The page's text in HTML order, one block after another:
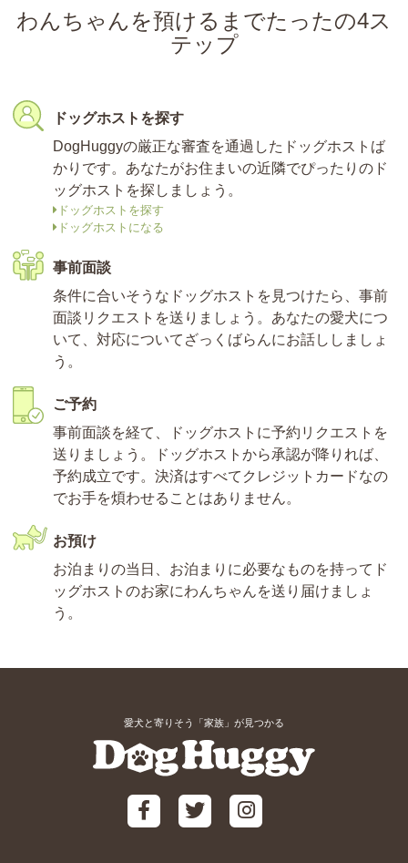
わんちゃんを預けるまでたったの4ス
テップ
ドッグホストを探す
DogHuggyの厳正な審査を通過したドッグホストば
かりです。あなたがお住まいの近隣でぴったりのド
ッグホストを探しましょう。
ドッグホストを探す
ドッグホストになる
事前面談
条件に合いそうなドッグホストを見つけたら、事前
面談リクエストを送りましょう。あなたの愛犬につ
いて、対応についてざっくばらんにお話ししましょ
う。
ご予約
事前面談を経て、ドッグホストに予約リクエストを
送りましょう。ドッグホストから承認が降りれば、
予約成立です。決済はすべてクレジットカードなの
でお手を煩わせることはありません。
お預け
お泊まりの当日、お泊まりに必要なものを持ってド
ッグホストのお家にわんちゃんを送り届けましょ
う。
愛犬と寄りそう「家族」が見つかる